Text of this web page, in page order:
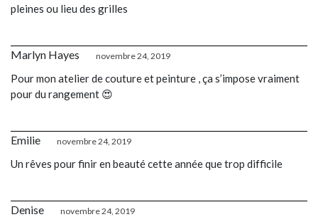
pleines ou lieu des grilles
Marlyn Hayes novembre 24, 2019
Pour mon atelier de couture et peinture , ça s’impose vraiment
pour du rangement 😍
Emilie novembre 24, 2019
Un rêves pour finir en beauté cette année que trop difficile
Denise novembre 24, 2019